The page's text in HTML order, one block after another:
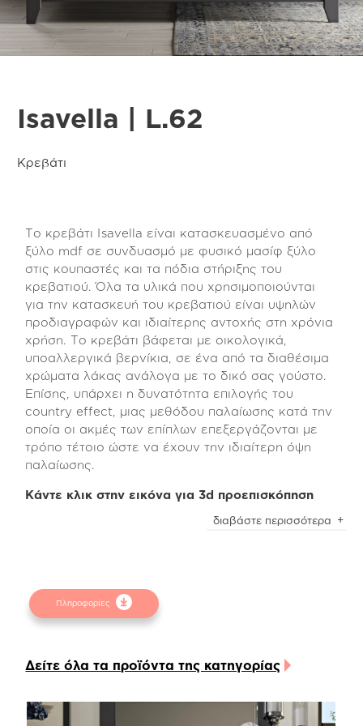
Isavella | L.62
Κρεβάτι
Το κρεβάτι Isavella είναι κατασκευασμένο από
ξύλο mdf σε συνδυασμό με φυσικό μασίφ ξύλο
στις κουπαστές και τα πόδια στήριξης του
κρεβατιού. Όλα τα υλικά που χρησιμοποιούνται
για την κατασκευή του κρεβατιού είναι υψηλών
προδιαγραφών και ιδιαίτερης αντοχής στη χρόνια
χρήση. Το κρεβάτι βάφεται με οικολογικά,
υποαλλεργικά βερνίκια, σε ένα από τα διαθέσιμα
χρώματα λάκας ανάλογα με το δικό σας γούστο.
Επίσης, υπάρχει η δυνατότητα επιλογής του
country effect, μιας μεθόδου παλαίωσης κατά την
οποία οι ακμές των επίπλων επεξεργάζονται με
τρόπο τέτοιο ώστε να έχουν την ιδιαίτερη όψη
παλαίωσης.
Κάντε κλικ στην εικόνα για 3d προεπισκόπηση
Η δυνατότητα προθήκης στο κεφαλάρι σταθερών
το οποίο μπορεί να στηριχτεί σε ξύλινες τάβλες/
κρεβατόξυλα ή σε ανατομικό τελάρο με πυκνά ή
Επίσης, το κρεβάτι Isavella, μπορεί να μετατραπεί
με το ανατομικό τελάρο για την σωστή και
διαβάστε περισσότερα
Πληροφορίες
Δείτε όλα τα προϊόντα της κατηγορίας